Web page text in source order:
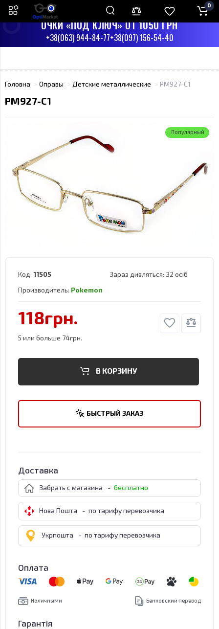
ПН-СБ С 9:00 ДО 17:00
ВС - ВЫХОДНЫЙ
ОЧКИ «ПОД КЛЮЧ» ОТ 1050 ГРН
+38(063) 944-84-77+38(097) 156-54-40
0
Головна Оправы Детские металлические PM927-C1
PM927-C1
Популярный
Код: 11505 Зараз дивляться: 32 осіб
Производитель: Pokemon
118грн.
5 или больше 74грн.
В КОРЗИНУ
БЫСТРЫЙ ЗАКАЗ
Доставка
Забрать с магазина - бесплатно
Нова Пошта - по тарифу перевозчика
Укрпошта - по тарифу перевозчика
Оплата
Наличными Бенковский перевод
Гарантія